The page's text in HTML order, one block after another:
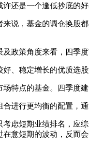
还是一个逢低抄底的
，基金的调仓换股都
策角度来看，四季度
、稳定增长的优质选股
点的基金。四季度建
行更均衡的配置，通
短期业绩排名，应综
意短期的波动，反而